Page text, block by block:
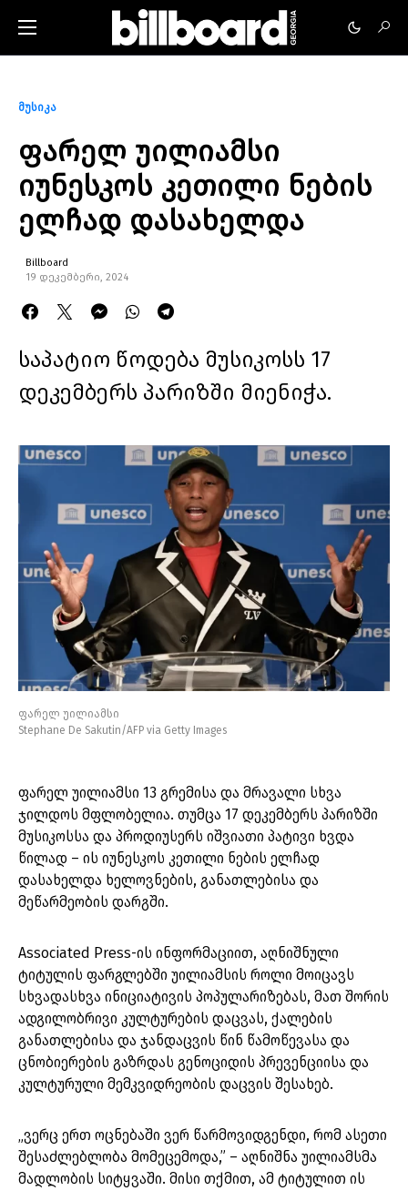
მუსიკა
ფარელ უილიამსი
იუნესკოს კეთილი ნების
ელჩად დასახელდა
Billboard
19 დეკემბერი, 2024
საპატიო წოდება მუსიკოსს 17
დეკემბერს პარიზში მიენიჭა.
ფარელ უილიამსი
Stephane De Sakutin/AFP via Getty Images
ფარელ უილიამსი 13 გრემისა და მრავალი სხვა
ჯილდოს მფლობელია. თუმცა 17 დეკემბერს პარიზში
მუსიკოსსა და პროდიუსერს იშვიათი პატივი ხვდა
წილად – ის იუნესკოს კეთილი ნების ელჩად
დასახელდა ხელოვნების, განათლებისა და
მეწარმეობის დარგში.
Associated Press-ის ინფორმაციით, აღნიშნული
ტიტულის ფარგლებში უილიამსის როლი მოიცავს
სხვადასხვა ინიციატივის პოპულარიზებას, მათ შორის
ადგილობრივი კულტურების დაცვას, ქალების
განათლებისა და ჯანდაცვის წინ წამოწევასა და
ცნობიერების გაზრდას გენოციდის პრევენციისა და
კულტურული მემკვიდრეობის დაცვის შესახებ.
„ვერც ერთ ოცნებაში ვერ წარმოვიდგენდი, რომ ასეთი
შესაძლებლობა მომეცემოდა,” – აღნიშნა უილიამსმა
მადლობის სიტყვაში. მისი თქმით, ამ ტიტულით ის